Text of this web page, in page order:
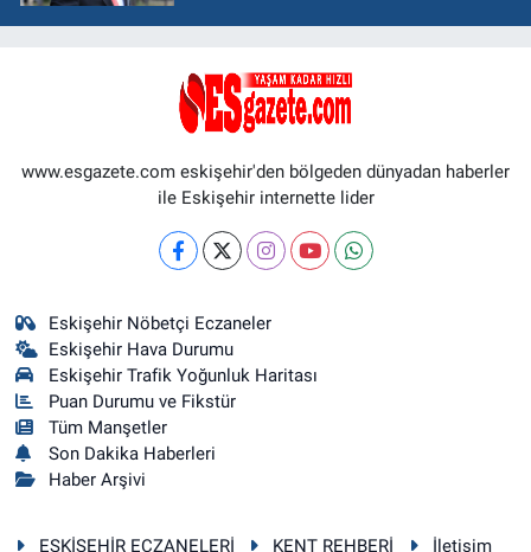
www.esgazete.com eskişehir'den bölgeden dünyadan haberler
ile Eskişehir internette lider
Eskişehir Nöbetçi Eczaneler
Eskişehir Hava Durumu
Eskişehir Trafik Yoğunluk Haritası
Puan Durumu ve Fikstür
Tüm Manşetler
Son Dakika Haberleri
Haber Arşivi
ESKİŞEHİR ECZANELERİ KENT REHBERİ İletişim